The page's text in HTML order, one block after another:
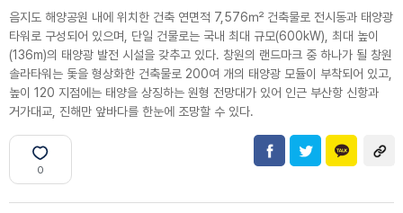
음지도 해양공원 내에 위치한 건축 연면적 7,576㎡ 건축물로 전시동과 태양광
타워로 구성되어 있으며, 단일 건물로는 국내 최대 규모(600kW), 최대 높이
(136m)의 태양광 발전 시설을 갖추고 있다. 창원의 랜드마크 중 하나가 될 창원
솔라타워는 돛을 형상화한 건축물로 200여 개의 태양광 모듈이 부착되어 있고,
높이 120 지점에는 태양을 상징하는 원형 전망대가 있어 인근 부산항 신항과
거가대교, 진해만 앞바다를 한눈에 조망할 수 있다.
0